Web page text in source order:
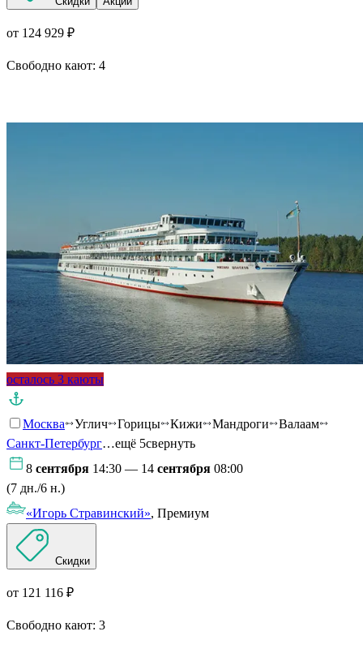
от 124 929 ₽
Свободно кают: 4
осталось 3 каюты
Москва Углич Горицы Кижи Мандроги
Валаам
Санкт-Петербург…ещё 5свернуть
8 сентября 14:30 — 14 сентября 08:00
(7 дн./6 н.)
«Игорь Стравинский», Премиум
Скидки
от 121 116 ₽
Свободно кают: 3